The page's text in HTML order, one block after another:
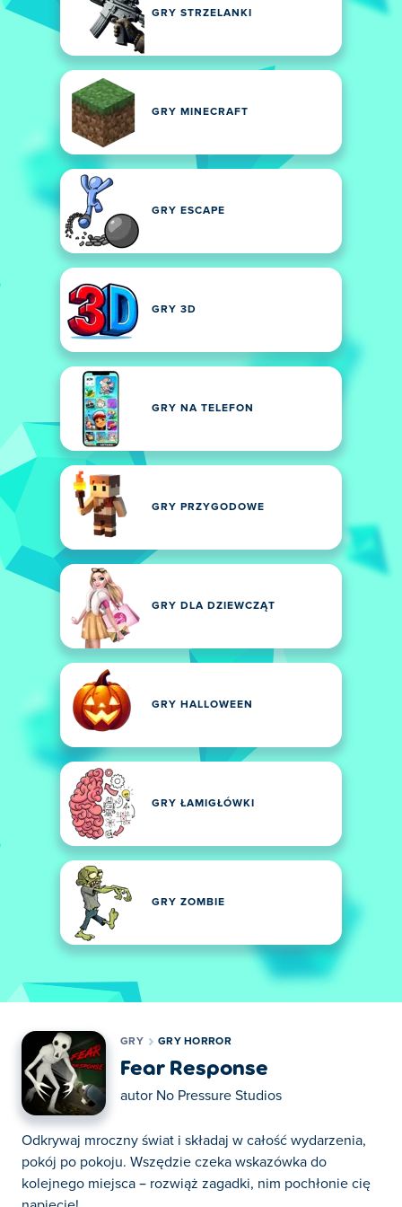
GRY STRZELANKI
GRY MINECRAFT
GRY ESCAPE
GRY 3D
GRY NA TELEFON
GRY PRZYGODOWE
GRY DLA DZIEWCZĄT
GRY HALLOWEEN
GRY ŁAMIGŁÓWKI
GRY ZOMBIE
GRY GRY HORROR
Fear Response
autor No Pressure Studios
Odkrywaj mroczny świat i składaj w całość wydarzenia,
pokój po pokoju. Wszędzie czeka wskazówka do
kolejnego miejsca – rozwiąż zagadki, nim pochłonie cię